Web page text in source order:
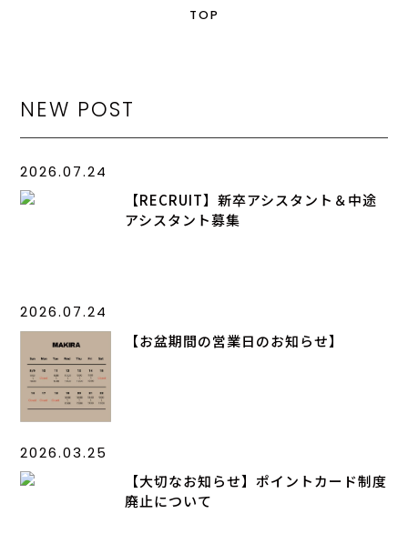
TOP
NEW POST
2026.07.24
【RECRUIT】新卒アシスタント＆中途
アシスタント募集
2026.07.24
【お盆期間の営業日のお知らせ】
2026.03.25
【大切なお知らせ】ポイントカード制度
廃止について